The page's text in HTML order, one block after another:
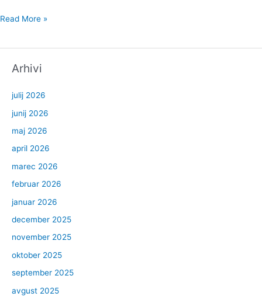
Read More »
Arhivi
julij 2026
junij 2026
maj 2026
april 2026
marec 2026
februar 2026
januar 2026
december 2025
november 2025
oktober 2025
september 2025
avgust 2025